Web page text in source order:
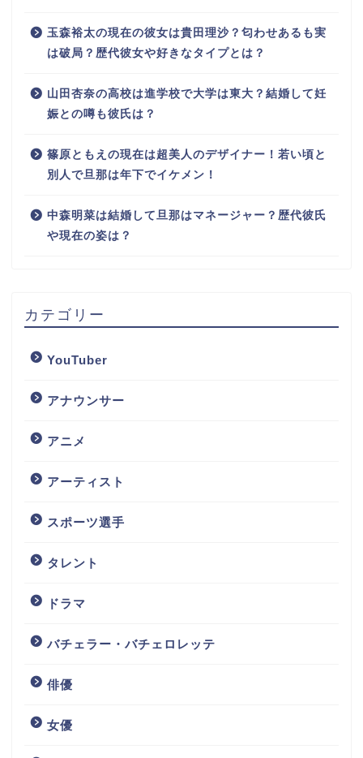
玉森裕太の現在の彼女は貴田理沙？匂わせあるも実
は破局？歴代彼女や好きなタイプとは？
山田杏奈の高校は進学校で大学は東大？結婚して妊
娠との噂も彼氏は？
篠原ともえの現在は超美人のデザイナー！若い頃と
別人で旦那は年下でイケメン！
中森明菜は結婚して旦那はマネージャー？歴代彼氏
や現在の姿は？
カテゴリー
YouTuber
アナウンサー
アニメ
アーティスト
スポーツ選手
タレント
ドラマ
バチェラー・バチェロレッテ
俳優
女優